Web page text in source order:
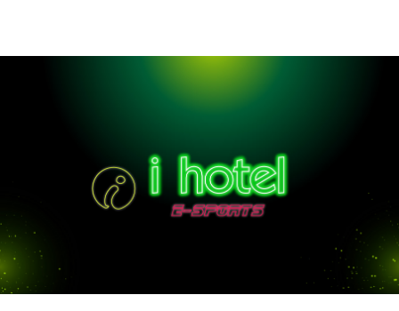
職人」Semi-buffet 奢華登場
【桃園好棧】消費滿千抽「舒華樂桃桃」限量行李
i hotel中壢館 特約停車場
【i hotel中壢館限定】揪團首選 🔥 i hotel 戰隊4人
2022-06-29
【環保愛地球】2025/1/1起將不提供一次性備品
2024-10-14
桃園市民卡入住優惠 2023-09-04